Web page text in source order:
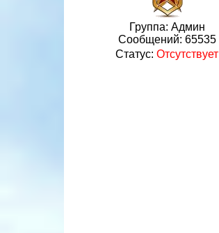
Группа: Админ
Сообщений: 65535
Статус: Отсутствует